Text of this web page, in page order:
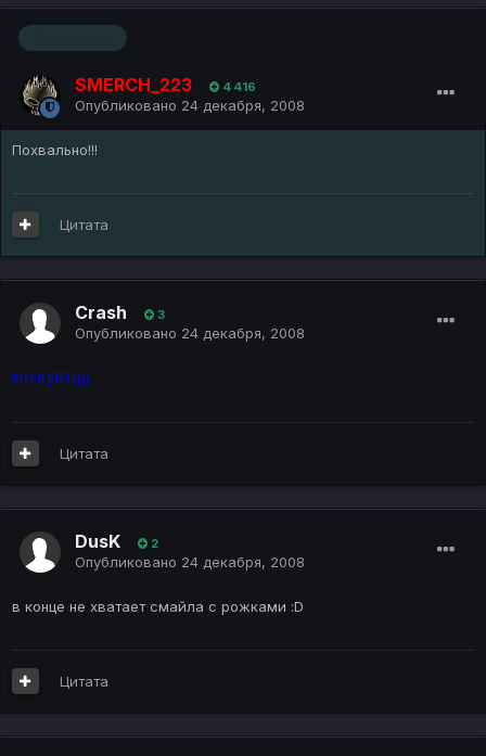
SMERCH_223 4 416
Опубликовано 24 декабря, 2008
Похвально!!!
Цитата
Crash 3
Опубликовано 24 декабря, 2008
МОЛОДЕЦ)))
Цитата
DusK 2
Опубликовано 24 декабря, 2008
в конце не хватает смайла с рожками :D
Цитата